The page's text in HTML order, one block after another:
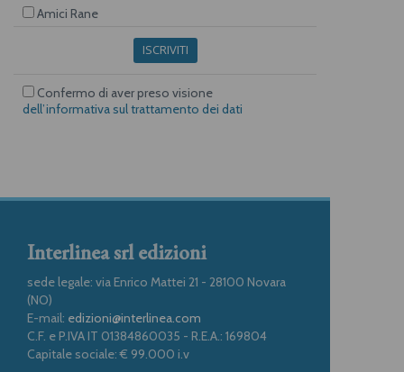
Amici Rane
ISCRIVITI
Confermo di aver preso visione
dell’informativa sul trattamento dei dati
Interlinea srl edizioni
sede legale: via Enrico Mattei 21 - 28100 Novara
(NO)
E-mail: edizioni@interlinea.com
C.F. e P.IVA IT 01384860035 - R.E.A.: 169804
Capitale sociale: € 99.000 i.v